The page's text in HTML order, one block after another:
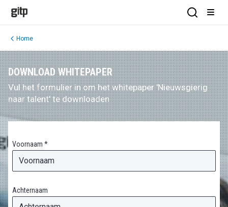
GITP
Open
Home
DOWNLOAD WHITEPAPER
Vul het formulier in om het whitepaper 'Nieuwsgierig
naar talent' te downloaden
Voornaam *
Achternaam